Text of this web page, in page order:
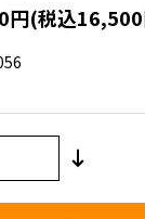
円(税込